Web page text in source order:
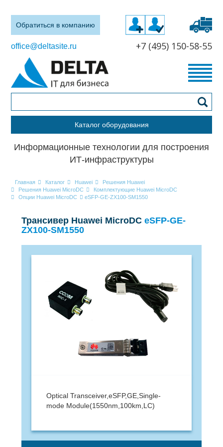
Обратиться в компанию
office@deltasite.ru +7 (495) 150-58-55
Каталог оборудования
Информационные технологии для построения
ИТ-инфраструктуры
Главная Каталог Huawei
Решения Huawei
Решения Huawei MicroDC
Комплектующие Huawei MicroDC
Опции Huawei MicroDC
eSFP-GE-ZX100-SM1550
Трансивер Huawei MicroDC eSFP-GE-
ZX100-SM1550
Optical Transceiver,eSFP,GE,Single-
mode Module(1550nm,100km,LC)